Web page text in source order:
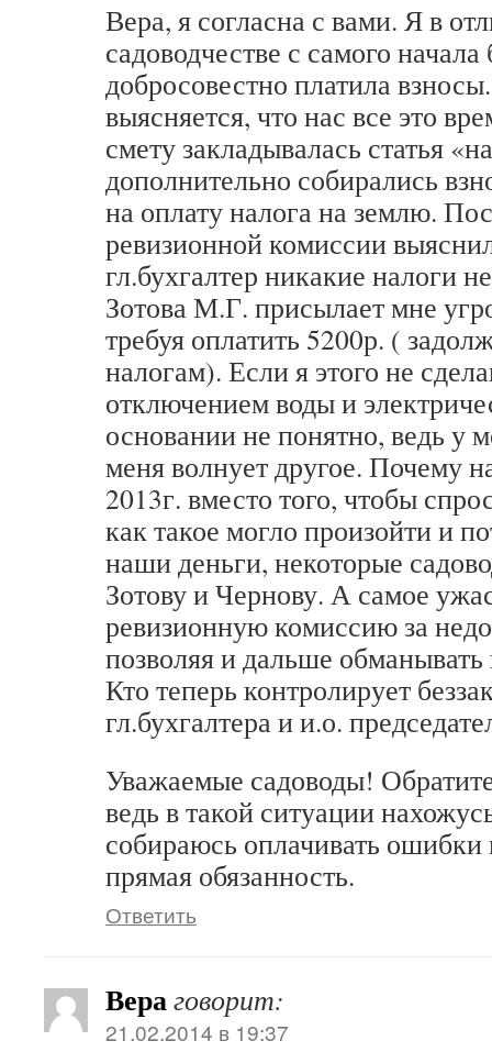
Вера, я согласна с вами. Я в
садоводчестве с самого
добросовестно платила
выясняется, что нас все это
смету закладывалась статья
дополнительно собирались
на оплату налога на землю.
ревизионной комиссии
гл.бухгалтер никакие налоги
Зотова М.Г. присылает мне
требуя оплатить 5200р. (
налогам). Если я этого не
отключением воды и
основании не понятно, ведь у
меня волнует другое. Почему
2013г. вместо того, чтобы
как такое могло произойти и
наши деньги, некоторые
Зотову и Чернову. А самое
ревизионную комиссию за
позволяя и дальше
Кто теперь контролирует
гл.бухгалтера и и.о.
Уважаемые садоводы!
ведь в такой ситуации
собираюсь оплачивать ошибки
прямая обязанность.
Ответить
Вераговорит:
21.02.2014 в 19:37